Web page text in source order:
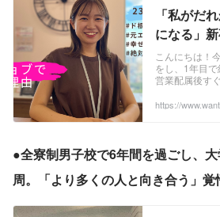
「私がだ
になる」
補／営業
川愛唯さん
インタビ
こんにちは！
をし、1年目で
営業配属後す
とにしました
https://
ost_articles/
●全寮制男子校で6年間を過ごし、
周。「より多くの人と向き合う」覚